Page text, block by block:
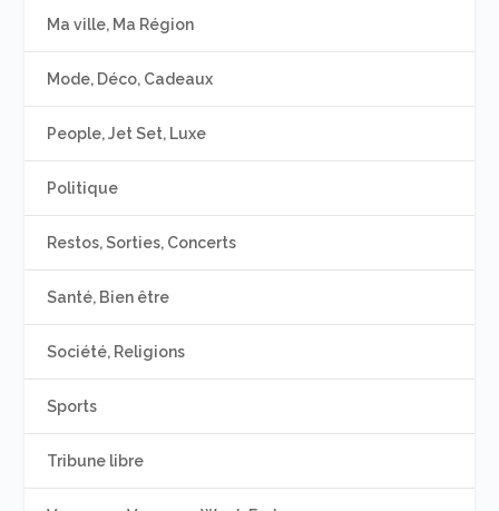
Ma ville, Ma Région
Mode, Déco, Cadeaux
People, Jet Set, Luxe
Politique
Restos, Sorties, Concerts
Santé, Bien être
Société, Religions
Sports
Tribune libre